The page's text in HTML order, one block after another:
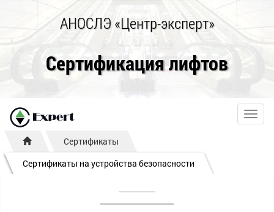
АНОСЛЭ «Центр-эксперт»
Сертификация лифтов
Сертификаты
Сертификаты на устройства безопасности